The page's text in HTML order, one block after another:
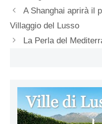
A Shanghai aprirà il
Villaggio del Lusso
La Perla del